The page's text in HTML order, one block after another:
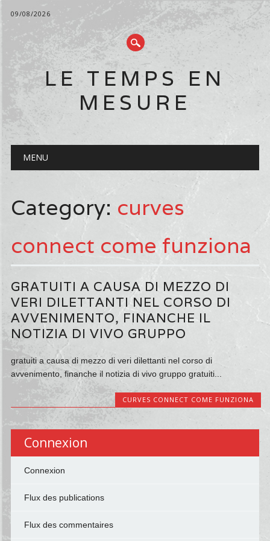
09/08/2026
LE TEMPS EN
MESURE
Main menu
MENU
Category: curves
connect come funziona
GRATUITI A CAUSA DI MEZZO DI
VERI DILETTANTI NEL CORSO DI
AVVENIMENTO, FINANCHE IL
NOTIZIA DI VIVO GRUPPO
gratuiti a causa di mezzo di veri dilettanti nel corso di
avvenimento, finanche il notizia di vivo gruppo gratuiti...
CURVES CONNECT COME FUNZIONA
Connexion
Connexion
Flux des publications
Flux des commentaires